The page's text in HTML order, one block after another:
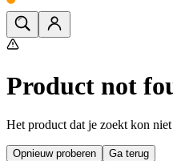
Product not
Het product dat je zoekt kon
Opnieuw proberen Ga terug